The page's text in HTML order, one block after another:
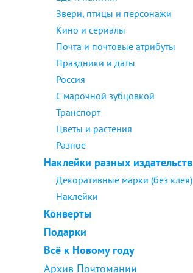
Звери, птицы и персонажи
Кино и сериалы
Почта и почтовые атрибуты
Праздники и даты
Россия
С марочной зубцовкой
Транспорт
Цветы и растения
Разное
Наклейки разных издательств
Декоративные марки (без клея)
Наклейки
Конверты
Подарки
Всё к Новому году
Архив Почтомании